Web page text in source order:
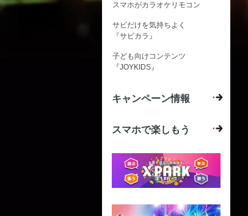
スマホがカラオケリモコン
サビだけを気持ちよく
『サビカラ』
子ども向けコンテンツ
『JOYKIDS』
キャンペーン情報
スマホで楽しもう